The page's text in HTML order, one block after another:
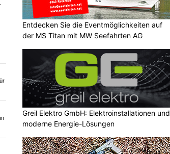
Entdecken Sie die Eventmöglichkeiten auf
der MS Titan mit MW Seefahrten AG
Greil Elektro GmbH: Elektroinstallationen und
moderne Energie-Lösungen